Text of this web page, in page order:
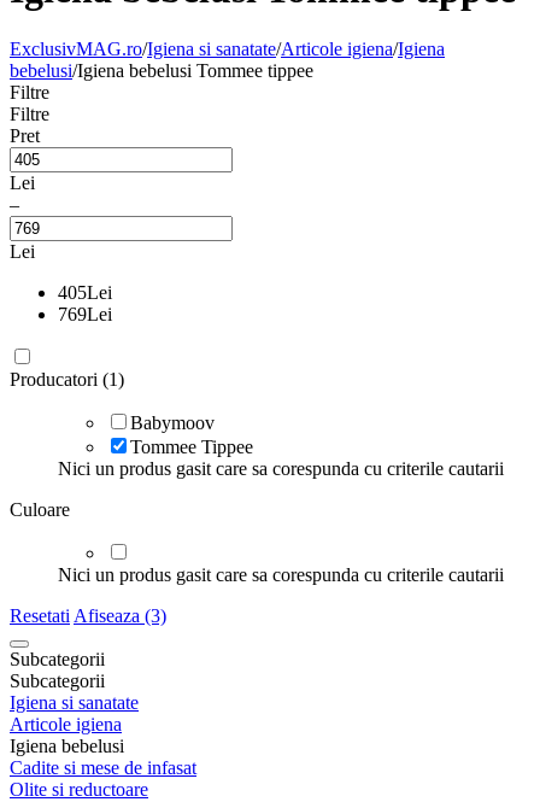
ExclusivMAG.ro/Igiena si sanatate/Articole igiena/Igiena
bebelusi/Igiena bebelusi Tommee tippee
Filtre
Filtre
Pret
Lei
–
Lei
405Lei
769Lei
Producatori (1)
Babymoov
Tommee Tippee
Nici un produs gasit care sa corespunda cu criterile cautarii
Culoare
Nici un produs gasit care sa corespunda cu criterile cautarii
Resetati Afiseaza (3)
Subcategorii
Subcategorii
Igiena si sanatate
Articole igiena
Igiena bebelusi
Cadite si mese de infasat
Olite si reductoare